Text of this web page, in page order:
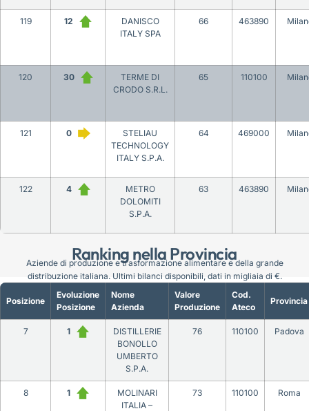
Ranking nella Provincia
119 12
DANISCO
ITALY SPA
66 463890
120 30
TERME DI
CRODO S.R.L.
65 110100
121 0
STELIAU
TECHNOLOGY
ITALY S.P.A.
64 469000
122 4
METRO
DOLOMITI
S.P.A.
63 463890
Posizione
Evoluzione
Posizione
Nome
Azienda
Valore
Produzione
Cod.
Ateco
Provincia
7 1
DISTILLERIE
BONOLLO
UMBERTO
S.P.A.
76 110100 Padova
8 1
MOLINARI
ITALIA –
73 110100 Roma
Aziende di produzione e trasformazione alimentare e della grande
distribuzione italiana. Ultimi bilanci disponibili, dati in migliaia di €.